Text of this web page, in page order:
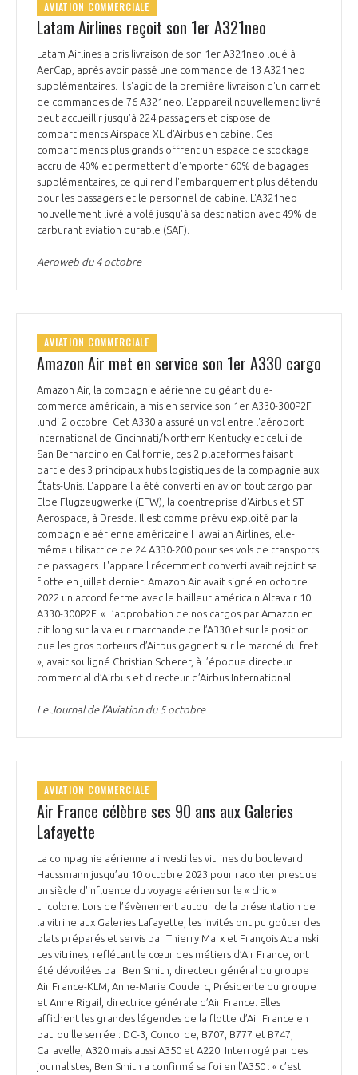
AVIATION COMMERCIALE
Latam Airlines reçoit son 1er A321neo
Latam Airlines a pris livraison de son 1er A321neo loué à
AerCap, après avoir passé une commande de 13 A321neo
supplémentaires. Il s'agit de la première livraison d'un carnet
de commandes de 76 A321neo. L'appareil nouvellement livré
peut accueillir jusqu'à 224 passagers et dispose de
compartiments Airspace XL d'Airbus en cabine. Ces
compartiments plus grands offrent un espace de stockage
accru de 40% et permettent d'emporter 60% de bagages
supplémentaires, ce qui rend l'embarquement plus détendu
pour les passagers et le personnel de cabine. L'A321neo
nouvellement livré a volé jusqu'à sa destination avec 49% de
carburant aviation durable (SAF).
Aeroweb du 4 octobre
AVIATION COMMERCIALE
Amazon Air met en service son 1er A330 cargo
Amazon Air, la compagnie aérienne du géant du e-
commerce américain, a mis en service son 1er A330-300P2F
lundi 2 octobre. Cet A330 a assuré un vol entre l'aéroport
international de Cincinnati/Northern Kentucky et celui de
San Bernardino en Californie, ces 2 plateformes faisant
partie des 3 principaux hubs logistiques de la compagnie aux
États-Unis. L'appareil a été converti en avion tout cargo par
Elbe Flugzeugwerke (EFW), la coentreprise d'Airbus et ST
Aerospace, à Dresde. Il est comme prévu exploité par la
compagnie aérienne américaine Hawaiian Airlines, elle-
même utilisatrice de 24 A330-200 pour ses vols de transports
de passagers. L'appareil récemment converti avait rejoint sa
flotte en juillet dernier. Amazon Air avait signé en octobre
2022 un accord ferme avec le bailleur américain Altavair 10
A330-300P2F. « L’approbation de nos cargos par Amazon en
dit long sur la valeur marchande de l’A330 et sur la position
que les gros porteurs d’Airbus gagnent sur le marché du fret
», avait souligné Christian Scherer, à l’époque directeur
commercial d’Airbus et directeur d’Airbus International.
Le Journal de l’Aviation du 5 octobre
AVIATION COMMERCIALE
Air France célèbre ses 90 ans aux Galeries
Lafayette
La compagnie aérienne a investi les vitrines du boulevard
Haussmann jusqu’au 10 octobre 2023 pour raconter presque
un siècle d'influence du voyage aérien sur le « chic »
tricolore. Lors de l’évènement autour de la présentation de
la vitrine aux Galeries Lafayette, les invités ont pu goûter des
plats préparés et servis par Thierry Marx et François Adamski.
Les vitrines, reflétant le cœur des métiers d’Air France, ont
été dévoilées par Ben Smith, directeur général du groupe
Air France-KLM, Anne-Marie Couderc, Présidente du groupe
et Anne Rigail, directrice générale d’Air France. Elles
affichent les grandes légendes de la flotte d’Air France en
patrouille serrée : DC-3, Concorde, B707, B777 et B747,
Caravelle, A320 mais aussi A350 et A220. Interrogé par des
journalistes, Ben Smith a confirmé sa foi en l’A350 : « c’est